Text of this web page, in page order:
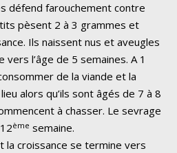
défend farouchement contre
pèsent 2 à 3 grammes et
Ils naissent nus et aveugles
l’âge de 5 semaines. A 1
de la viande et la
alors qu’ils sont âgés de 7 à 8
à chasser. Le sevrage
ème semaine.
la croissance se termine vers